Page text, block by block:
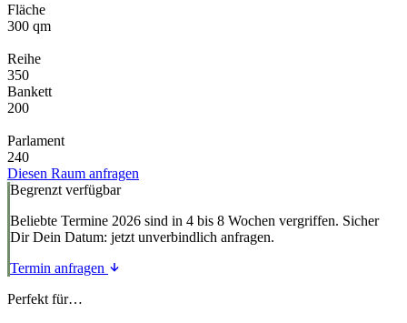
Fläche
300 qm
Reihe
350
Bankett
200
Parlament
240
Diesen Raum anfragen
Begrenzt verfügbar
Beliebte Termine 2026 sind in 4 bis 8 Wochen vergriffen. Sicher
Dir Dein Datum: jetzt unverbindlich anfragen.
Termin anfragen
Perfekt für…